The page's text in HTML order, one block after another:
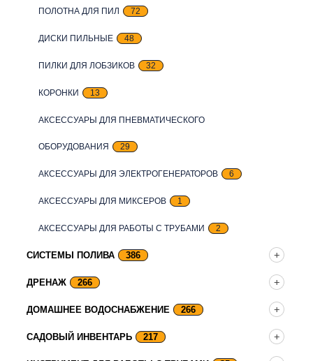
ПОЛОТНА ДЛЯ ПИЛ 72
ДИСКИ ПИЛЬНЫЕ 48
ПИЛКИ ДЛЯ ЛОБЗИКОВ 32
КОРОНКИ 13
АКСЕССУАРЫ ДЛЯ ПНЕВМАТИЧЕСКОГО
ОБОРУДОВАНИЯ 29
АКСЕССУАРЫ ДЛЯ ЭЛЕКТРОГЕНЕРАТОРОВ 6
АКСЕССУАРЫ ДЛЯ МИКСЕРОВ 1
АКСЕССУАРЫ ДЛЯ РАБОТЫ С ТРУБАМИ 2
СИСТЕМЫ ПОЛИВА 386
ДРЕНАЖ 266
ДОМАШНЕЕ ВОДОСНАБЖЕНИЕ 266
САДОВЫЙ ИНВЕНТАРЬ 217